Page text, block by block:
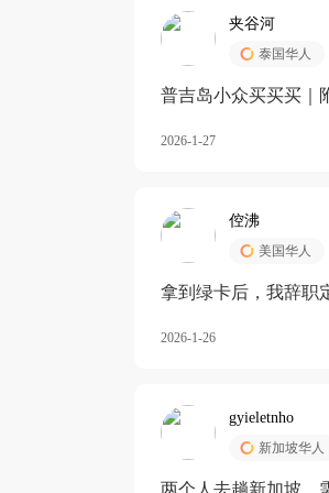
夹谷河
泰国华人
普吉岛小众买买买｜
2026-1-27
倥沸
美国华人
拿到绿卡后，我辞职
2026-1-26
gyieletnho
新加坡华人
两个人去趟新加坡，